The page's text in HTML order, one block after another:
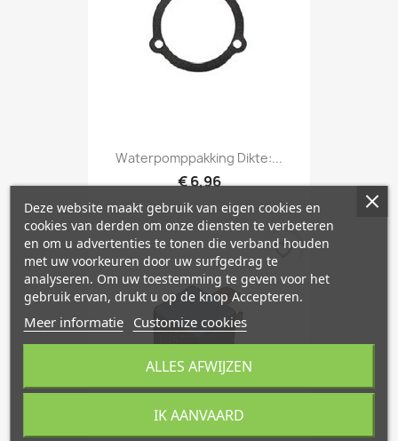
Waterpomppakking Dikte:...
€ 6,96
favorite_border
Deze website maakt gebruik van eigen cookies en
cookies van derden om onze diensten te verbeteren
en om u advertenties te tonen die verband houden
met uw voorkeuren door uw surfgedrag te
analyseren. Om uw toestemming te geven voor het
gebruik ervan, drukt u op de knop Accepteren.
Meer informatie Customize cookies
ALLES AFWIJZEN
IK AANVAARD